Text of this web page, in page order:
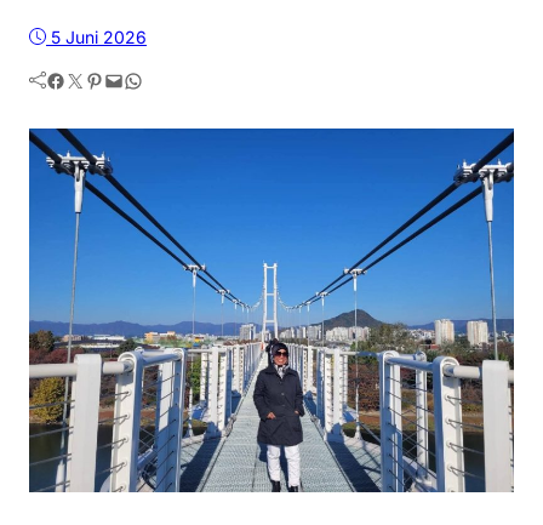
5 Juni 2026
Facebook Twitter Pinterest Mail WhatsApp